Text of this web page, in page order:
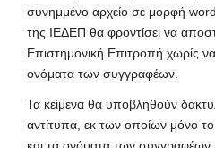
συνημμένο αρχείο σε μορφή
της ΙΕΔΕΠ θα φροντίσει να
Επιστημονική Επιτροπή χωρίς να
ονόματα των συγγραφέων.
Τα κείμενα θα υποβληθούν
αντίτυπα, εκ των οποίων μόνο